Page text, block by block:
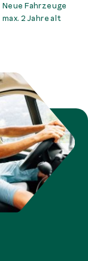
Neue Fahrzeuge
max. 2 Jahre alt